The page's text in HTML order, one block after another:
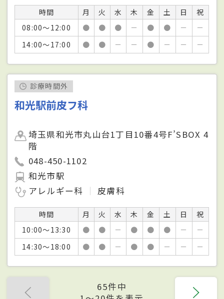
時間 月 火 水 木 金 土 日
祝
08:00～12:00
● ● ● － ● ● －
－
14:00～17:00
● ● － － ● － － －
診療時間外
和光駅前皮フ科
埼玉県和光市丸山台1丁目10番4号F’SBOX 4
階
048-450-1102
和光市駅
アレルギー科
皮膚科
時間 月 火 水 木 金 土 日
祝
10:00～13:30
● ● － ● ● ● －
－
14:30～18:00
● ● － ● ● － － －
65件中